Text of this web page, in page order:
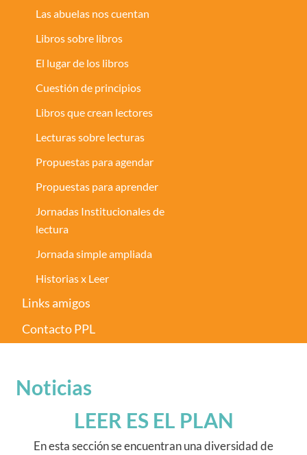
Las abuelas nos cuentan
Libros sobre libros
El lugar de los libros
Cuestión de principios
Libros que crean lectores
Lecturas sobre lecturas
Propuestas para agendar
Propuestas para aprender
Jornadas Institucionales de
lectura
Jornada simple ampliada
Historias x Leer
Links amigos
Contacto PPL
Noticias
LEER ES EL PLAN
En esta sección se encuentran una diversidad de